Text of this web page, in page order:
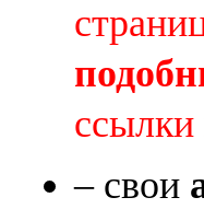
– свои